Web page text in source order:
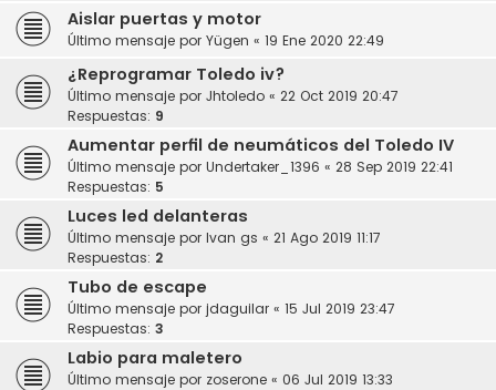
Aislar puertas y motor
Último mensaje por Yügen « 19 Ene 2020 22:49
¿Reprogramar Toledo iv?
Último mensaje por Jhtoledo « 22 Oct 2019 20:47
Respuestas: 9
Aumentar perfil de neumáticos del Toledo IV
Último mensaje por Undertaker_1396 « 28 Sep 2019 22:41
Respuestas: 5
Luces led delanteras
Último mensaje por Ivan gs « 21 Ago 2019 11:17
Respuestas: 2
Tubo de escape
Último mensaje por jdaguilar « 15 Jul 2019 23:47
Respuestas: 3
Labio para maletero
Último mensaje por zoserone « 06 Jul 2019 13:33